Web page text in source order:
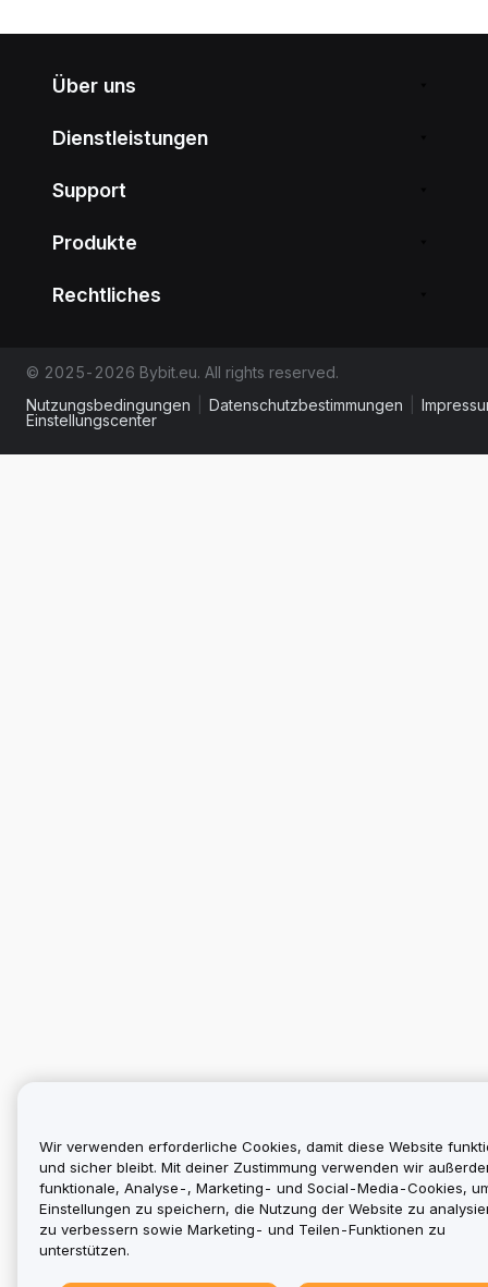
Über uns
Dienstleistungen
Support
Produkte
Rechtliches
© 2025-2026 Bybit.eu. All rights reserved.
Nutzungsbedingungen
Datenschutzbestimmungen
Einstellungscenter
Wir verwenden erforderliche Cookies, damit diese Website
und sicher bleibt. Mit deiner Zustimmung verwenden wir
funktionale, Analyse-, Marketing- und Social-Media-Cookies,
Einstellungen zu speichern, die Nutzung der Website zu
zu verbessern sowie Marketing- und Teilen-Funktionen zu
unterstützen.